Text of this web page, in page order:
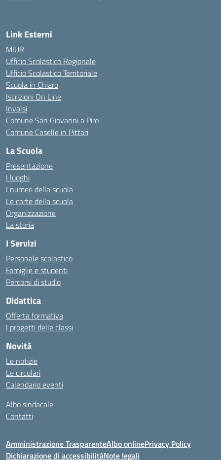
Link Esterni
MIUR
Ufficio Scolastico Regionale
Ufficio Scolastico Territoriale
Scuola in Chiaro
Iscrizioni On Line
Invalsi
Comune San Giovanni a Piro
Comune Caselle in Pittari
La Scuola
Presentazione
I luoghi
I numeri della scuola
Le carte della scuola
Organizzazione
La storia
I Servizi
Personale scolastico
Famiglie e studenti
Percorsi di studio
Didattica
Offerta formativa
I progetti delle classi
Novità
Le notizie
Le circolari
Calendario eventi
Albo sindacale
Contatti
Amministrazione TrasparenteAlbo onlinePrivacy Policy
Dichiarazione di accessibilitàNote legali